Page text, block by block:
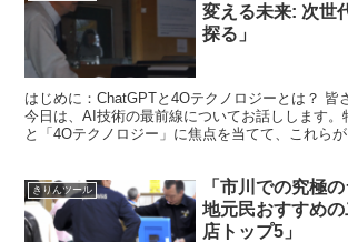
変える未来: 次世
探る」
はじめに：ChatGPTと4Oテクノロジーとは？ 皆
今日は、AI技術の最前線についてお話しします。
と「4Oテクノロジー」に焦点を当てて、これら
きりんツール
「市川での究極
地元民おすすめ
店トップ5」